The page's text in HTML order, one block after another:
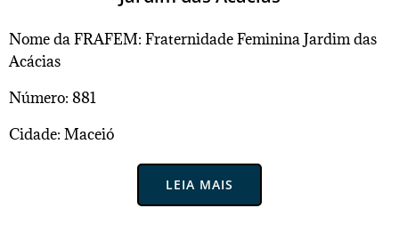
Nome da FRAFEM: Fraternidade Feminina Jardim das
Acácias
Número: 881
Cidade: Maceió
LEIA MAIS